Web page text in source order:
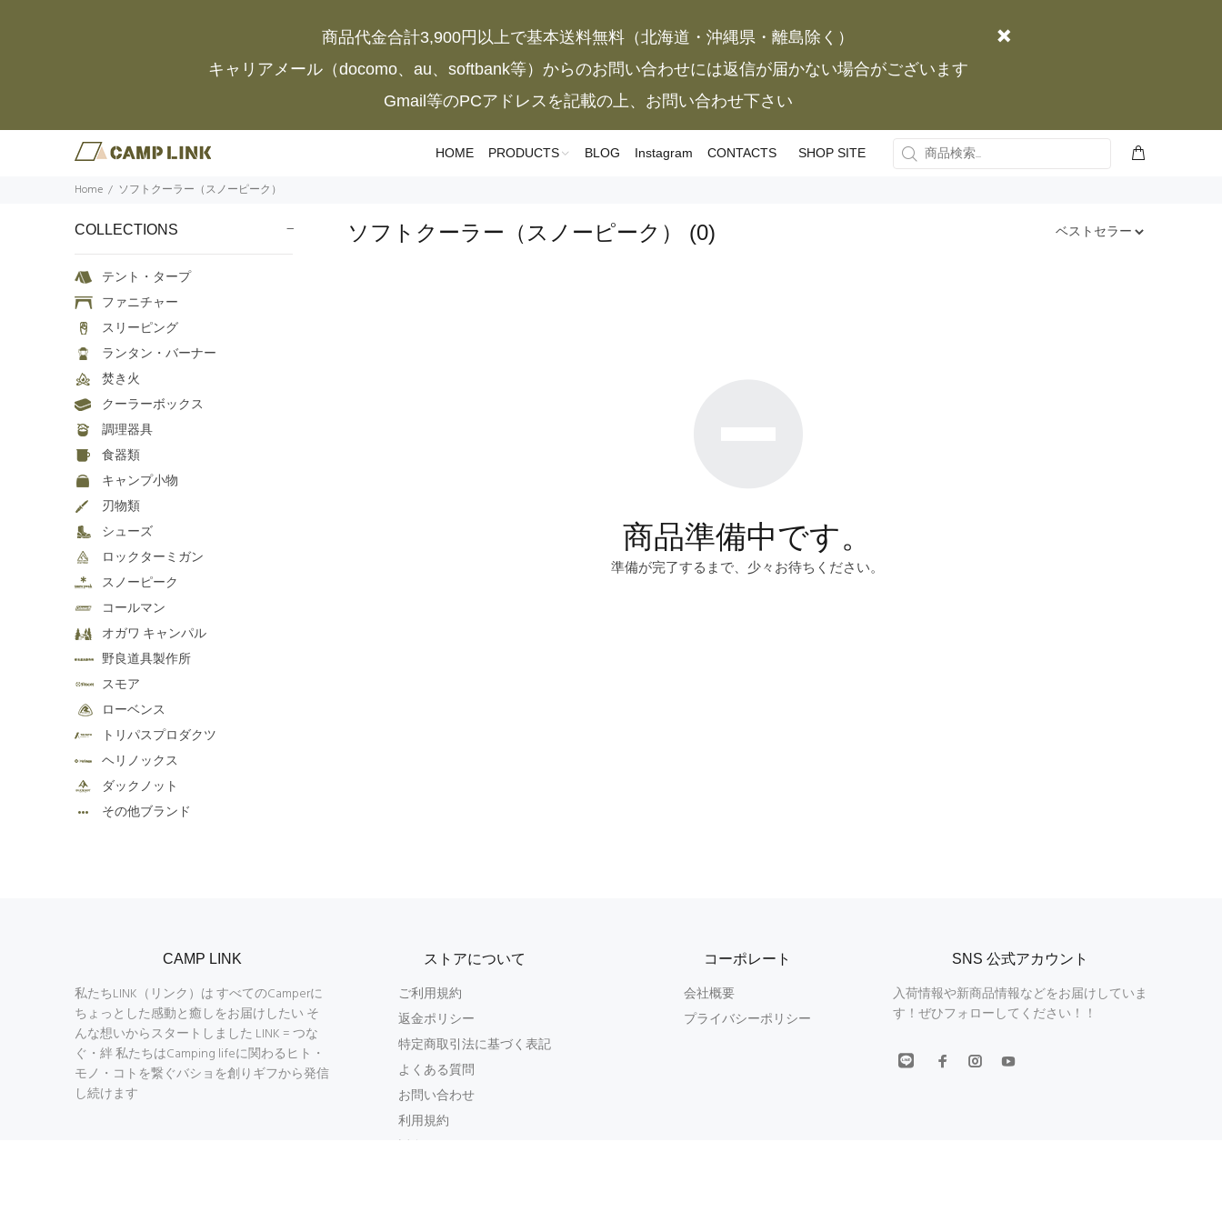
商品代金合計3,900円以上で基本送料無料（北海道・沖縄県・離島除く）
キャリアメール（docomo、au、softbank等）からのお問い合わせには返信が届かない場合がございます
Gmail等のPCアドレスを記載の上、お問い合わせ下さい
HOME PRODUCTS BLOG Instagram CONTACTS SHOP SITE
Home ソフトクーラー（スノーピーク）
COLLECTIONS
テント・タープ
ファニチャー
スリーピング
ランタン・バーナー
焚き火
クーラーボックス
調理器具
食器類
キャンプ小物
刃物類
シューズ
ロックターミガン
スノーピーク
コールマン
オガワ キャンパル
野良道具製作所
スモア
ローベンス
トリパスプロダクツ
ヘリノックス
ダックノット
その他ブランド
ソフトクーラー（スノーピーク） (0)
商品準備中です。
準備が完了するまで、少々お待ちください。
CAMP LINK
私たちLINK（リンク）は すべてのCamperに
ちょっとした感動と癒しをお届けしたい そ
んな想いからスタートしました LINK = つな
ぐ・絆 私たちはCamping lifeに関わるヒト・
モノ・コトを繋ぐバショを創りギフから発信
し続けます
ストアについて
ご利用規約
返金ポリシー
特定商取引法に基づく表記
よくある質問
お問い合わせ
利用規約
返金ポリシー
コーポレート
会社概要
プライバシーポリシー
SNS 公式アカウント
入荷情報や新商品情報などをお届けしていま
す！ぜひフォローしてください！！